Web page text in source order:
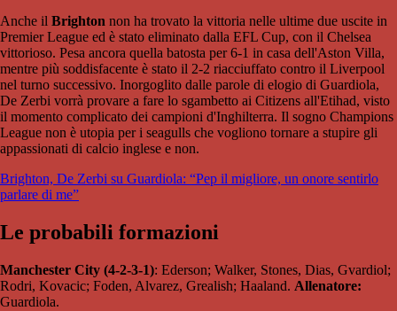
Anche il Brighton non ha trovato la vittoria nelle ultime due uscite in
Premier League ed è stato eliminato dalla EFL Cup, con il Chelsea
vittorioso. Pesa ancora quella batosta per 6-1 in casa dell'Aston Villa,
mentre più soddisfacente è stato il 2-2 riacciuffato contro il Liverpool
nel turno successivo. Inorgoglito dalle parole di elogio di Guardiola,
De Zerbi vorrà provare a fare lo sgambetto ai Citizens all'Etihad, visto
il momento complicato dei campioni d'Inghilterra. Il sogno Champions
League non è utopia per i seagulls che vogliono tornare a stupire gli
appassionati di calcio inglese e non.
Brighton, De Zerbi su Guardiola: “Pep il migliore, un onore sentirlo
parlare di me”
Le probabili formazioni
Manchester City (4-2-3-1): Ederson; Walker, Stones, Dias, Gvardiol;
Rodri, Kovacic; Foden, Alvarez, Grealish; Haaland. Allenatore:
Guardiola.